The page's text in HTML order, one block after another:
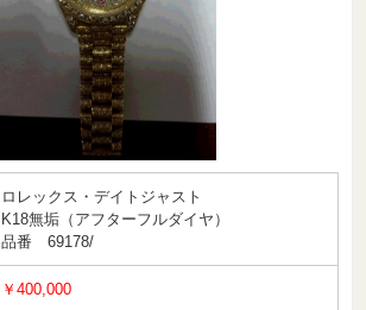
ロレックス・デイトジャスト
K18無垢（アフターフルダイヤ）
品番 69178/
￥400,000